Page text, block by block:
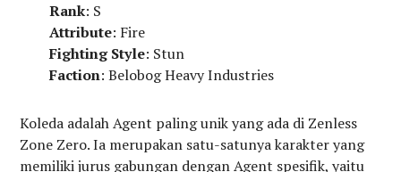
Rank: S
Attribute: Fire
Fighting Style: Stun
Faction: Belobog Heavy Industries
Koleda adalah Agent paling unik yang ada di Zenless
Zone Zero. Ia merupakan satu-satunya karakter yang
memiliki jurus gabungan dengan Agent spesifik, yaitu